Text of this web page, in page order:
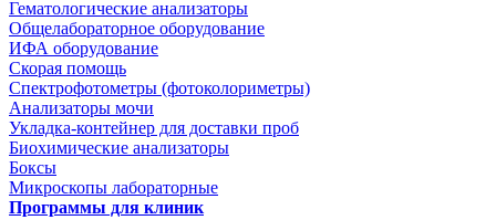
Гематологические анализаторы
Общелабораторное оборудование
ИФА оборудование
Скорая помощь
Спектрофотометры (фотоколориметры)
Анализаторы мочи
Укладка-контейнер для доставки проб
Биохимические анализаторы
Боксы
Микроскопы лабораторные
Программы для клиник